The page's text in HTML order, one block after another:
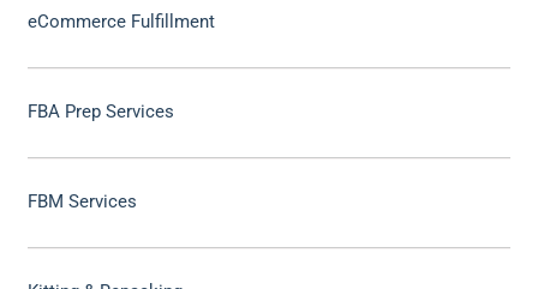
eCommerce Fulfillment
FBA Prep Services
FBM Services